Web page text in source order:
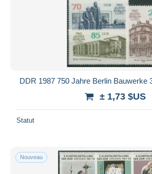
DDR 1987 750 Jahre Berlin Bauwerke
± 1,73 $US
Statut
Nouveau